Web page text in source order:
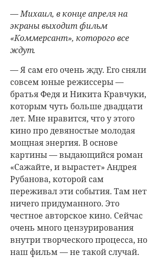
— Михаил, в конце апреля на
экраны выходит фильм
«Коммерсант», которого все
ждут.
— Я сам его очень жду. Его сняли
совсем юные режиссеры —
братья Федя и Никита Кравчуки,
которым чуть больше двадцати
лет. Мне нравится, что у этого
кино про девяностые молодая
мощная энергия. В основе
картины — выдающийся роман
«Сажайте, и вырастет» Андрея
Рубанова, которой сам
переживал эти события. Там нет
ничего придуманного. Это
честное авторское кино. Сейчас
очень много цензурирования
внутри творческого процесса, но
наш фильм — не такой случай.